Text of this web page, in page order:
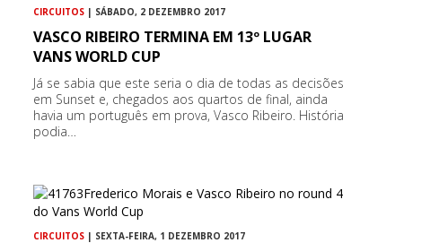
CIRCUITOS | SÁBADO, 2 DEZEMBRO 2017
VASCO RIBEIRO TERMINA EM 13º LUGAR
VANS WORLD CUP
Já se sabia que este seria o dia de todas as decisões
em Sunset e, chegados aos quartos de final, ainda
havia um português em prova, Vasco Ribeiro. História
podia…
CIRCUITOS | SEXTA-FEIRA, 1 DEZEMBRO 2017